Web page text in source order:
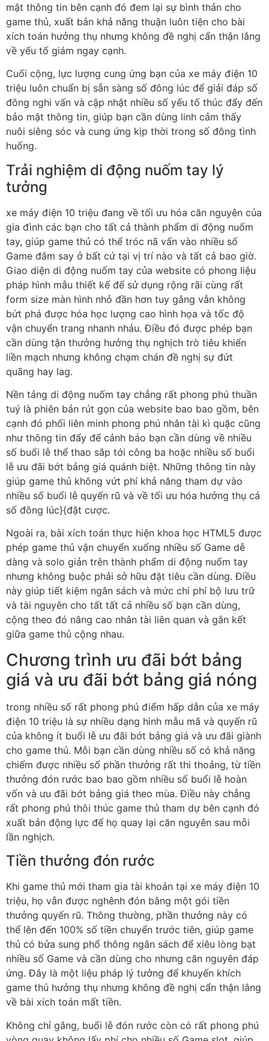
mật thông tin bên cạnh đó đem lại sự bình thản cho
game thủ, xuất bản khả năng thuận luôn tiện cho bài
xích toán hưởng thụ nhưng không đề nghị cẩn thận lắng
về yếu tố giám ngay cạnh.
Cuối cộng, lực lượng cung ứng bạn của xe máy điện 10
triệu luôn chuẩn bị sẵn sàng số đông lúc để giải đáp số
đông nghi vấn và cập nhật nhiều số yếu tố thúc đẩy đến
bảo mật thông tin, giúp bạn cần dùng linh cảm thấy
nuôi siêng sóc và cung ứng kịp thời trong số đông tình
huống.
Trải nghiệm di động nuốm tay lý
tưởng
xe máy điện 10 triệu đang về tối ưu hóa căn nguyên của
gia đình các bạn cho tất cả thành phẩm di động nuốm
tay, giúp game thủ có thể tróc nã vấn vào nhiều số
Game đắm say ở bất cứ tại vị trí nào và tất cả bao giờ.
Giao diện di động nuốm tay của website có phong liệu
pháp hình mẫu thiết kế để sử dụng rộng rãi cùng rất
form size màn hình nhỏ đần hơn tuy gắng vẫn không
bứt phá được hóa học lượng cao hình họa và tốc độ
vận chuyển trang nhanh nhảu. Điều đó được phép bạn
cần dùng tận thưởng hưởng thụ nghịch trò tiêu khiển
liền mạch nhưng không chạm chán đề nghị sự đứt
quãng hay lag.
Nền tảng di động nuốm tay chẳng rất phong phú thuần
tuý là phiên bản rút gọn của website bao bao gồm, bên
cạnh đó phối liên minh phong phú nhân tài kì quặc cũng
như thông tin đẩy để cảnh báo bạn cần dùng về nhiều
số buổi lễ thể thao sắp tới công ba hoặc nhiều số buổi
lễ ưu đãi bớt bảng giá quánh biệt. Những thông tin này
giúp game thủ không vứt phí khả năng tham dự vào
nhiều số buổi lễ quyến rũ và về tối ưu hóa hưởng thụ cá
số đông lúc}{đặt cược.
Ngoài ra, bài xích toán thực hiện khoa học HTML5 được
phép game thủ vận chuyển xuống nhiều số Game dễ
dàng và solo giản trên thành phẩm di động nuốm tay
nhưng không buộc phải sở hữu đặt tiêu cần dùng. Điều
này giúp tiết kiệm ngân sách và mức chi phí bộ lưu trữ
và tài nguyên cho tất tất cả nhiều số bạn cần dùng,
cộng theo đó nâng cao nhân tài liên quan và gắn kết
giữa game thủ cộng nhau.
Chương trình ưu đãi bớt bảng
giá và ưu đãi bớt bảng giá nóng
trong nhiều số rất phong phú điểm hấp dẫn của xe máy
điện 10 triệu là sự nhiều dạng hình mẫu mã và quyến rũ
của không ít buổi lễ ưu đãi bớt bảng giá và ưu đãi giành
cho game thủ. Mỗi bạn cần dùng nhiều số có khả năng
chiếm được nhiều số phần thưởng rất thi thoảng, từ tiền
thưởng đón rước bao bao gồm nhiều số buổi lễ hoàn
vốn và ưu đãi bớt bảng giá theo mùa. Điều này chẳng
rất phong phú thôi thúc game thủ tham dự bên cạnh đó
xuất bản động lực để họ quay lại căn nguyên sau mỗi
lần nghịch.
Tiền thưởng đón rước
Khi game thủ mới tham gia tài khoản tại xe máy điện 10
triệu, họ vẫn được nghênh đón bằng một gói tiền
thưởng quyến rũ. Thông thường, phần thưởng này có
thể lên đến 100% số tiền chuyển trước tiên, giúp game
thủ có bửa sung phổ thông ngân sách để xiêu lòng bạt
nhiều số Game và cần dùng cho nhưng căn nguyên đáp
ứng. Đây là một liệu pháp lý tưởng để khuyến khích
game thủ hưởng thụ nhưng không đề nghị cẩn thận lắng
về bài xích toán mất tiền.
Không chỉ gắng, buổi lễ đón rước còn có rất phong phú